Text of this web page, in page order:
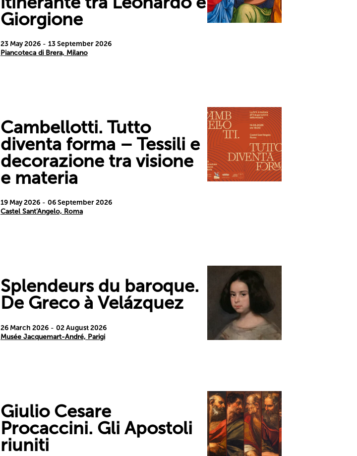
Giorgione
23 May 2026- 13 September 2026
Piancoteca di Brera, Milano
Cambellotti. Tutto
diventa forma – Tessili e
decorazione tra visione
e materia
19 May 2026- 06 September 2026
Castel Sant'Angelo, Roma
Splendeurs du baroque.
De Greco à Velázquez
26 March 2026- 02 August 2026
Musée Jacquemart-André, Parigi
Giulio Cesare
Procaccini. Gli Apostoli
riuniti